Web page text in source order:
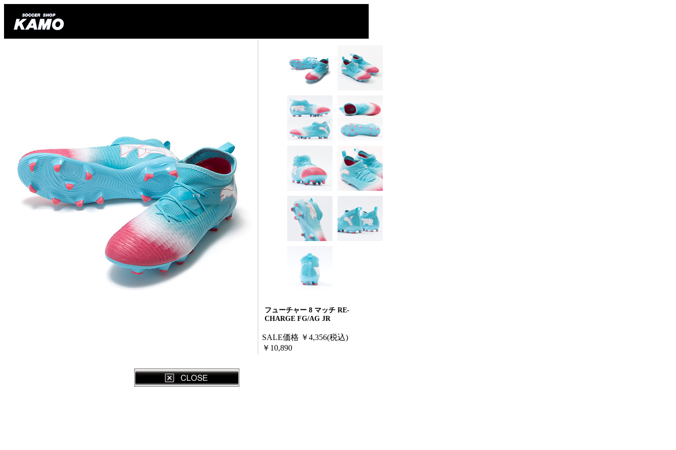
フューチャー 8 マッチ RE-
CHARGE FG/AG JR
SALE価格 ￥4,356(税込)
￥10,890